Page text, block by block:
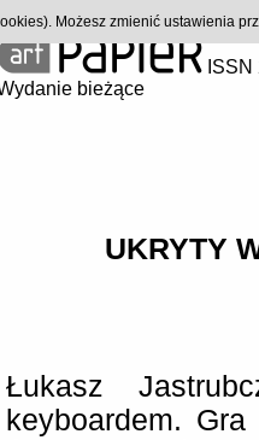
bieżące
UKRYTY
Łukasz
keyboardem.
Możesz zmienić ustawienia